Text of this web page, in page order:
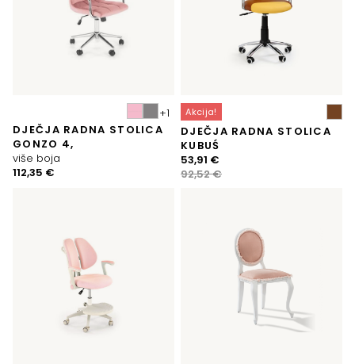
DJEČJA RADNA STOLICA
GONZO 4,
više boja
112,35 €
Akcija!
DJEČJA RADNA STOLICA
KUBUŚ
92,52€
Izvorna
cijena
53,91 €
Trenutna
cijena